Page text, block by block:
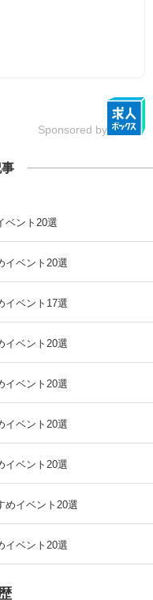
Sponsored by
ベント20選
イベント20選
イベント17選
イベント20選
イベント20選
イベント20選
イベント20選
めイベント20選
イベント20選